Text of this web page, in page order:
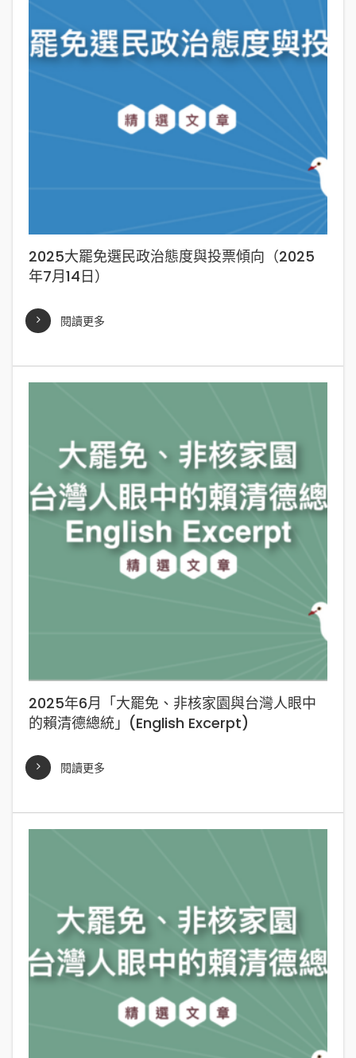
2025大罷免選民政治態度與投票傾向（2025
年7月14日）
閱讀更多
2025年6月「大罷免、非核家園與台灣人眼中
的賴清德總統」(English Excerpt)
閱讀更多